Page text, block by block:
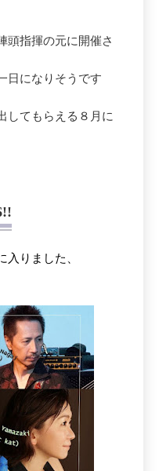
頭指揮の元に開催さ
日になりそうです
してもらえる８月に
入りました、